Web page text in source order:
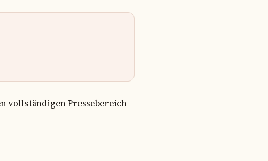
vollständigen Pressebereich